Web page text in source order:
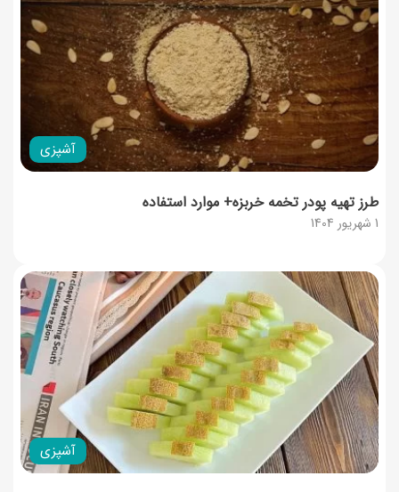
آشپزی
1 شهریور 1404
طرز تهیه پودر تخمه خربزه+ موارد استفاده
آشپزی